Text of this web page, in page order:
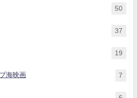
50
37
19
海映画 7